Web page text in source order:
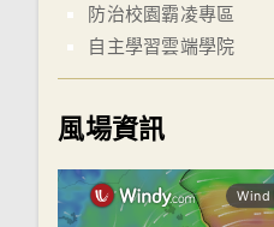
防治校園霸凌專區
自主學習雲端學院
風場資訊